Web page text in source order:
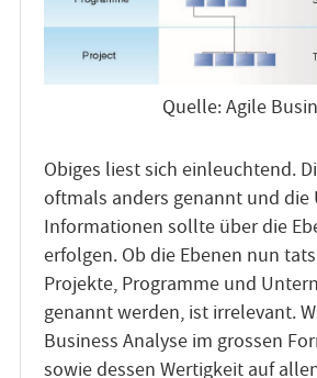
Quelle: Agile
Obiges liest sich einleuchtend.
oftmals anders genannt und die
Informationen sollte über die
erfolgen. Ob die Ebenen nun
Projekte, Programme und
genannt werden, ist irrelevant.
Business Analyse im grossen
sowie dessen Wertigkeit auf